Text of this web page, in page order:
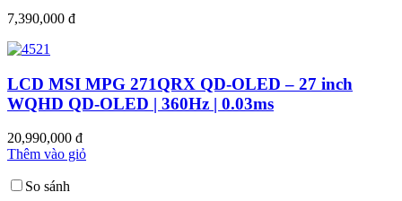
7,390,000 đ
LCD MSI MPG 271QRX QD-OLED – 27 inch
WQHD QD-OLED | 360Hz | 0.03ms
20,990,000 đ
Thêm vào giỏ
So sánh